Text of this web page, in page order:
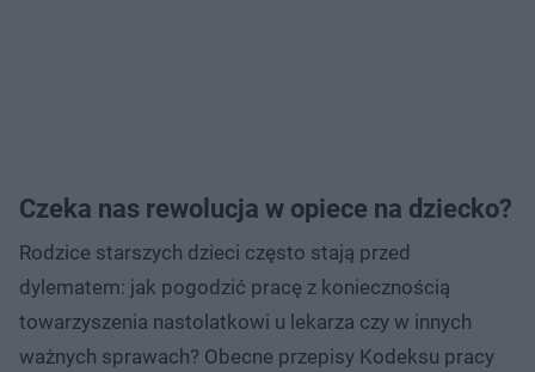
Czeka nas rewolucja w opiece na dziecko?
Rodzice starszych dzieci często stają przed
dylematem: jak pogodzić pracę z koniecznością
towarzyszenia nastolatkowi u lekarza czy w innych
ważnych sprawach? Obecne przepisy Kodeksu pracy